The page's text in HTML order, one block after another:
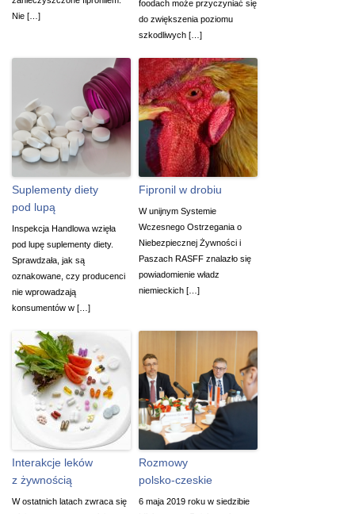
Nie […]
foodach może przyczyniać się
do zwiększenia poziomu
szkodliwych […]
Suplementy diety
pod lupą
Inspekcja Handlowa wzięła
pod lupę suplementy diety.
Sprawdzała, jak są
oznakowane, czy producenci
nie wprowadzają
konsumentów w […]
Fipronil w drobiu
W unijnym Systemie
Wczesnego Ostrzegania o
Niebezpiecznej Żywności i
Paszach RASFF znalazło się
powiadomienie władz
niemieckich […]
Interakcje leków
z żywnością
W ostatnich latach zwraca się
Rozmowy
polsko-czeskie
6 maja 2019 roku w siedzibie